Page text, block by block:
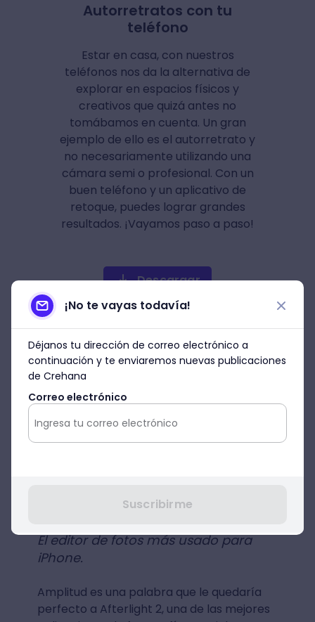
Autorretratos con tu
teléfono
Estar en casa, con nuestros
teléfonos nos da la alternativa de
explorar en espacios físicos y
creativos que quizá antes no
tomábamos en cuenta. Un gran
ejemplo de ello es el autorretrato y
no necesariamente utilizando una
cámara semi o profesional. Con un
buen teléfono y un aplicativo de
retoque, puedes lograr grandes
resultados. ¡Vayamos paso a paso!
Descargar
4. Afterlight 2
El editor de fotos más usado para
iPhone.
Amplitud es una palabra que le quedaría
perfecto a Afterlight 2, una de las mejores
¡No te vayas todavía!
Déjanos tu dirección de correo electrónico a
continuación y te enviaremos nuevas publicaciones
de Crehana
Correo electrónico
Suscribirme